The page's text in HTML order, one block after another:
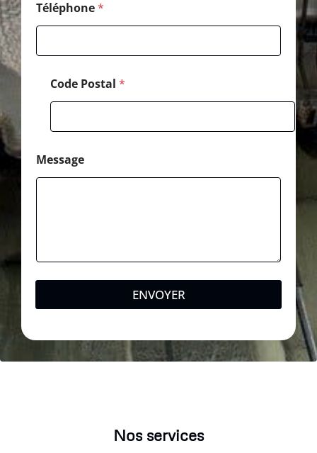
Téléphone*
Code Postal *
Message
ENVOYER
Nos services